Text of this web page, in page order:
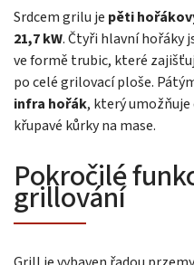
Srdcem grilu je pěti
21,7 kW. Čtyři hlavní hořáky
ve formě trubic, které
po celé grilovací ploše.
infra hořák, který
křupavé kůrky na mase.
Pokročilé
grillování